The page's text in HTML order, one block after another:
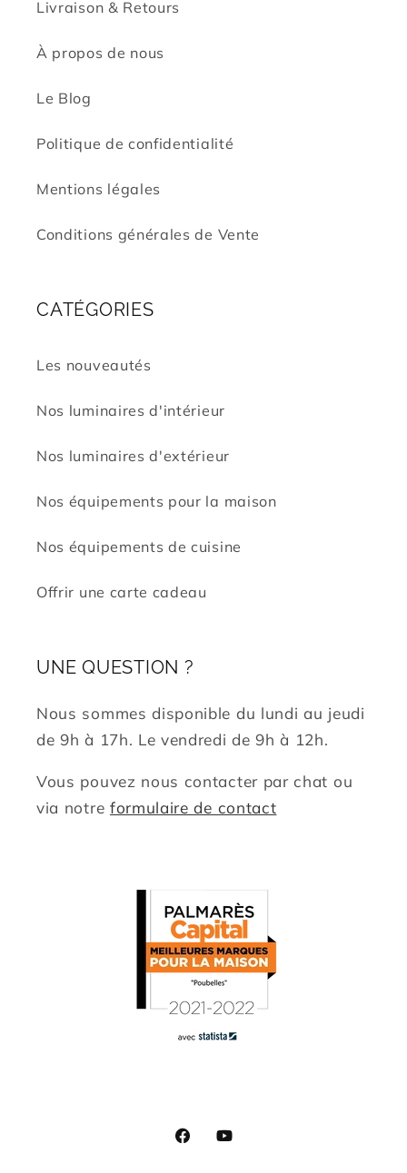
Livraison & Retours
À propos de nous
Le Blog
Politique de confidentialité
Mentions légales
Conditions générales de Vente
CATÉGORIES
Les nouveautés
Nos luminaires d'intérieur
Nos luminaires d'extérieur
Nos équipements pour la maison
Nos équipements de cuisine
Offrir une carte cadeau
UNE QUESTION ?
Nous sommes disponible du lundi au jeudi
de 9h à 17h. Le vendredi de 9h à 12h.
Vous pouvez nous contacter par chat ou
via notre formulaire de contact
FacebookYouTube